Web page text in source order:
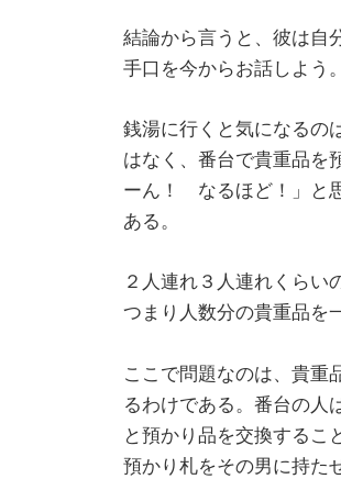
結論から言うと、彼は自
手口を今からお話しよう。
銭湯に行くと気になるの
はなく、番台で貴重品を
ーん！ なるほど！」と
ある。
２人連れ３人連れくらい
つまり人数分の貴重品を
ここで問題なのは、貴重
るわけである。番台の人
と預かり品を交換するこ
預かり札をその男に持た